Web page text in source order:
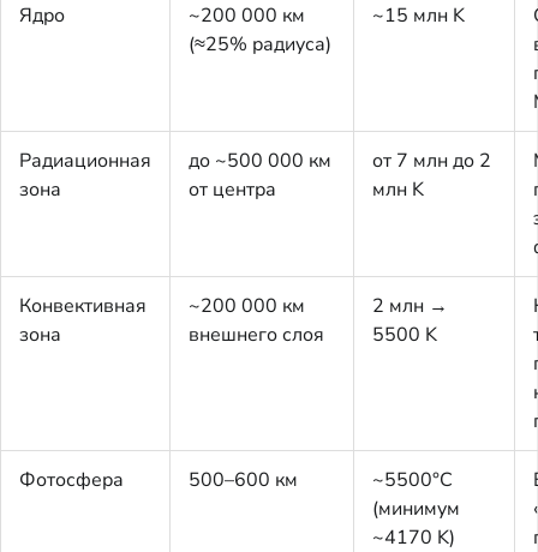
Ядро
~200 000 км
(≈25% радиуса)
~15 млн K
Радиационная
зона
до ~500 000 км
от центра
от 7 млн до 2
млн K
Конвективная
зона
~200 000 км
внешнего слоя
2 млн →
5500 K
Фотосфера 500–600 км
~5500°C
(минимум
~4170 K)